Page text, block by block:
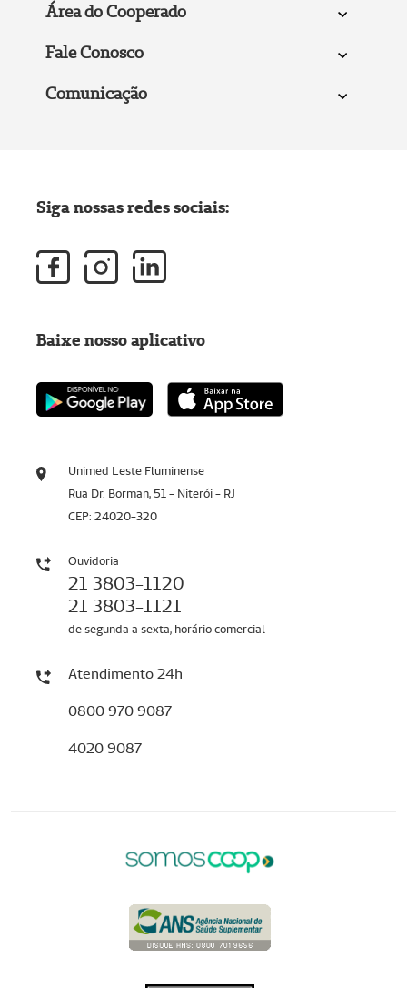
Área do Cooperado
Fale Conosco
Comunicação
Unimed Leste Fluminense
Rua Dr. Borman, 51 - Niterói - RJ
CEP: 24020-320
Ouvidoria
21 3803-1120
21 3803-1121
de segunda a sexta, horário comercial
Atendimento 24h
0800 970 9087
4020 9087
Siga nossas redes sociais:
Baixe nosso aplicativo